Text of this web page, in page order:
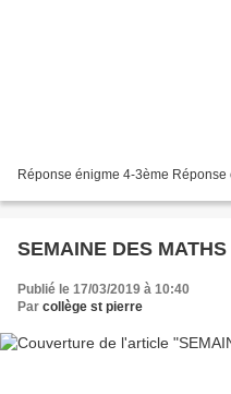
Réponse énigme 4-3ème
SEMAINE DES
Publié le 17/03/2019 à 10:40
Par collège st pierre